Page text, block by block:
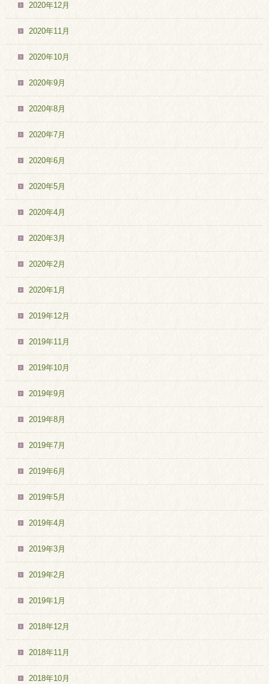
2020年12月
2020年11月
2020年10月
2020年9月
2020年8月
2020年7月
2020年6月
2020年5月
2020年4月
2020年3月
2020年2月
2020年1月
2019年12月
2019年11月
2019年10月
2019年9月
2019年8月
2019年7月
2019年6月
2019年5月
2019年4月
2019年3月
2019年2月
2019年1月
2018年12月
2018年11月
2018年10月